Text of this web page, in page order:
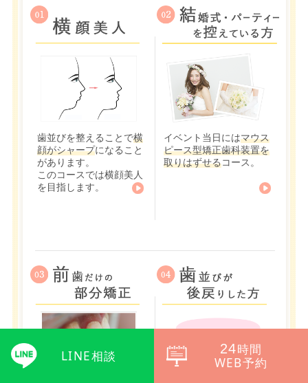
歯並びを整えることで横
顔がシャープになること
があります。
このコースでは横顔美人
を目指します。
イベント当日にはマウス
ピース型矯正歯科装置を
取りはずせるコース。
LINE相談 24時間
WEB予約